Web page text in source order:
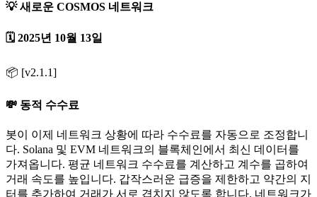
💡 새로운 COSMOS 네트워크
🗓️ 2025년 10월 13일
📦 [v2.1.1]
💸 동적 수수료
봇이 이제 네트워크 상황에 따라 수수료를 자동으로 조정합니
다. Solana 및 EVM 네트워크의 블록체인에서 최신 데이터를
가져옵니다. 평균 네트워크 수수료를 계산하고 계수를 곱하여
거래 속도를 높입니다. 갑작스러운 급증을 제한하고 약간의 지
터를 추가하여 거래가 서로 겹치지 않도록 합니다. 네트워크가